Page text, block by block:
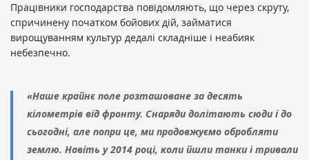
Працівники господарства повідомляють, що через скруту,
спричинену початком бойових дій, займатися
вирощуванням культур дедалі складніше і неабияк
небезпечно.
«Наше крайнє поле розташоване за десять
кілометрів від фронту. Снаряди долітають сюди і до
сьогодні, але попри це, ми продовжуємо обробляти
землю. Навіть у 2014 році, коли йшли танки і тривали